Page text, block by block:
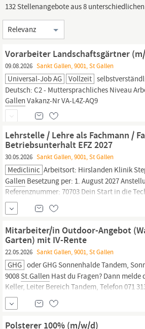
132 Stellenangebote aus 8
Sortierung
Vorarbeiter Landschaftsgärtner
09.08.2026 Sankt Gallen, 9001, St Gallen
Universal-Job AG Vollzeit
Deutsch: C2 - Muttersprachliches Niveau
Gallen Vakanz-Nr VA-L4Z-AQ9
Lehrstelle / Lehre als Fachmann /
Betriebsunterhalt EFZ 2027
30.05.2026 Sankt Gallen, 9001, St Gallen
Mediclinic Arbeitsort: Hirslanden Klinik
Gallen Besetzung per: 1. August 2027
Referenznummer: 70703 Dein Start in die
grösstes medizinisches Netzwerk der
unseren Kliniken, ambulanten
Notfallstationen Standards.
Mitarbeiter/in Outdoor-Angebot
Garten) mit IV-Rente
22.05.2026 Sankt Gallen, 9001, St Gallen
GHG oder GHG Sonnenhalde Tandem,
9008 St.Gallen Hast du Fragen? Dann
Keller, Leiter Bereich Tandem, Telefon 071
martin.kellervar ml= r0.m-
5B48:A5B329=,o= ;for(var j=0,l=mi.length;j
Polsterer 100% (m/w/d)